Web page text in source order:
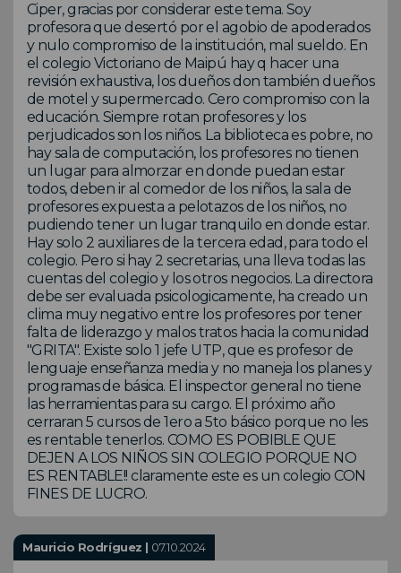
Ciper, gracias por considerar este tema. Soy
profesora que desertó por el agobio de apoderados
y nulo compromiso de la institución, mal sueldo. En
el colegio Victoriano de Maipú hay q hacer una
revisión exhaustiva, los dueños don también dueños
de motel y supermercado. Cero compromiso con la
educación. Siempre rotan profesores y los
perjudicados son los niños. La biblioteca es pobre, no
hay sala de computación, los profesores no tienen
un lugar para almorzar en donde puedan estar
todos, deben ir al comedor de los niños, la sala de
profesores expuesta a pelotazos de los niños, no
pudiendo tener un lugar tranquilo en donde estar.
Hay solo 2 auxiliares de la tercera edad, para todo el
colegio. Pero si hay 2 secretarias, una lleva todas las
cuentas del colegio y los otros negocios. La directora
debe ser evaluada psicologicamente, ha creado un
clima muy negativo entre los profesores por tener
falta de liderazgo y malos tratos hacia la comunidad
"GRITA". Existe solo 1 jefe UTP, que es profesor de
lenguaje enseñanza media y no maneja los planes y
programas de básica. El inspector general no tiene
las herramientas para su cargo. El próximo año
cerraran 5 cursos de 1ero a 5to básico porque no les
es rentable tenerlos. COMO ES POBIBLE QUE
DEJEN A LOS NIÑOS SIN COLEGIO PORQUE NO
ES RENTABLE!! claramente este es un colegio CON
FINES DE LUCRO.
Mauricio Rodríguez | 07.10.2024